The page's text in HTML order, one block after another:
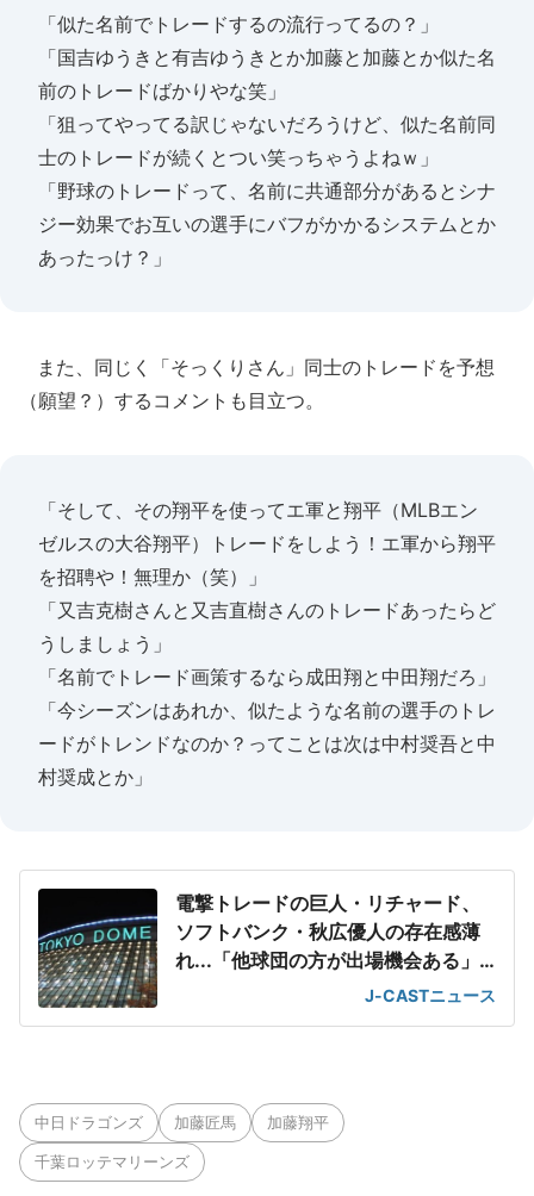
「似た名前でトレードするの流行ってるの？」
「国吉ゆうきと有吉ゆうきとか加藤と加藤とか似た名
前のトレードばかりやな笑」
「狙ってやってる訳じゃないだろうけど、似た名前同
士のトレードが続くとつい笑っちゃうよねｗ」
「野球のトレードって、名前に共通部分があるとシナ
ジー効果でお互いの選手にバフがかかるシステムとか
あったっけ？」
また、同じく「そっくりさん」同士のトレードを予想
（願望？）するコメントも目立つ。
「そして、その翔平を使ってエ軍と翔平（MLBエン
ゼルスの大谷翔平）トレードをしよう！エ軍から翔平
を招聘や！無理か（笑）」
「又吉克樹さんと又吉直樹さんのトレードあったらど
うしましょう」
「名前でトレード画策するなら成田翔と中田翔だろ」
「今シーズンはあれか、似たような名前の選手のトレ
ードがトレンドなのか？ってことは次は中村奨吾と中
村奨成とか」
電撃トレードの巨人・リチャード、
ソフトバンク・秋広優人の存在感薄
れ...「他球団の方が出場機会ある」
J-CASTニュース
中日ドラゴンズ 加藤匠馬 加藤翔平
千葉ロッテマリーンズ